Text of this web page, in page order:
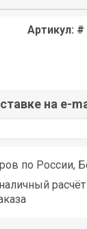
Артикул: #
на e-
по России,